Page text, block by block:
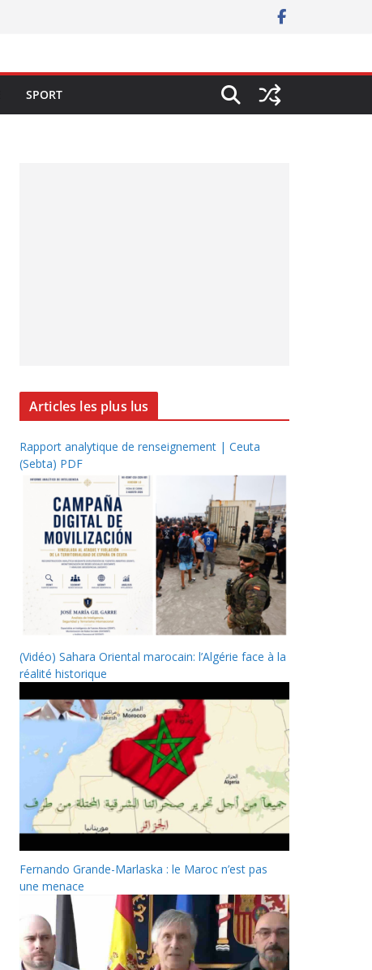
SPORT
Articles les plus lus
Rapport analytique de renseignement | Ceuta
(Sebta) PDF
(Vidéo) Sahara Oriental marocain: l’Algérie face à la
réalité historique
Fernando Grande-Marlaska : le Maroc n’est pas
une menace